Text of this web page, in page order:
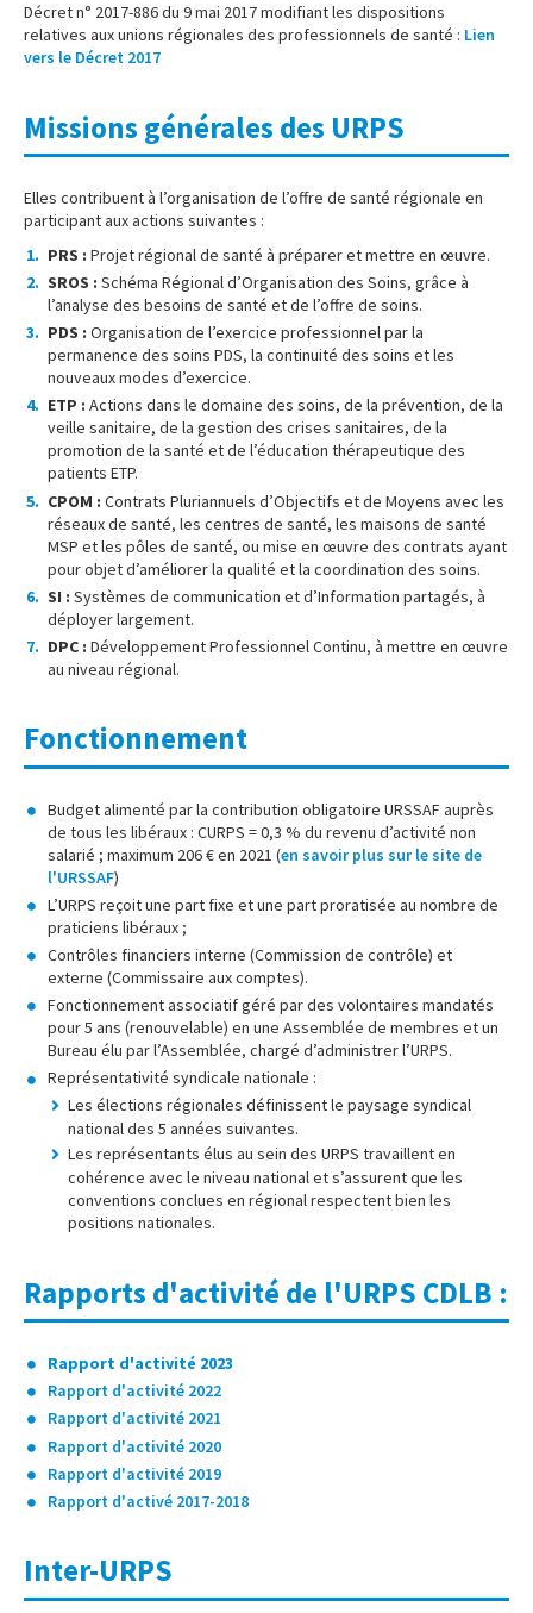
Décret n° 2017-886 du 9 mai 2017 modifiant les dispositions
relatives aux unions régionales des professionnels de santé : Lien
vers le Décret 2017
Missions générales des URPS
Elles contribuent à l’organisation de l’offre de santé régionale en
participant aux actions suivantes :
PRS : Projet régional de santé à préparer et mettre en œuvre.
SROS : Schéma Régional d’Organisation des Soins, grâce à
l’analyse des besoins de santé et de l’offre de soins.
PDS : Organisation de l’exercice professionnel par la
permanence des soins PDS, la continuité des soins et les
nouveaux modes d’exercice.
ETP : Actions dans le domaine des soins, de la prévention, de la
veille sanitaire, de la gestion des crises sanitaires, de la
promotion de la santé et de l’éducation thérapeutique des
patients ETP.
CPOM : Contrats Pluriannuels d’Objectifs et de Moyens avec les
réseaux de santé, les centres de santé, les maisons de santé
MSP et les pôles de santé, ou mise en œuvre des contrats ayant
pour objet d’améliorer la qualité et la coordination des soins.
SI : Systèmes de communication et d’Information partagés, à
déployer largement.
DPC : Développement Professionnel Continu, à mettre en œuvre
au niveau régional.
Fonctionnement
Budget alimenté par la contribution obligatoire URSSAF auprès
de tous les libéraux : CURPS = 0,3 % du revenu d’activité non
salarié ; maximum 206 € en 2021 (en savoir plus sur le site de
l'URSSAF)
L’URPS reçoit une part fixe et une part proratisée au nombre de
praticiens libéraux ;
Contrôles financiers interne (Commission de contrôle) et
externe (Commissaire aux comptes).
Fonctionnement associatif géré par des volontaires mandatés
pour 5 ans (renouvelable) en une Assemblée de membres et un
Bureau élu par l’Assemblée, chargé d’administrer l’URPS.
Représentativité syndicale nationale :
Les élections régionales définissent le paysage syndical
national des 5 années suivantes.
Les représentants élus au sein des URPS travaillent en
cohérence avec le niveau national et s’assurent que les
conventions conclues en régional respectent bien les
positions nationales.
Rapports d'activité de l'URPS CDLB :
Rapport d'activité 2023
Rapport d'activité 2022
Rapport d'activité 2021
Rapport d'activité 2020
Rapport d'activité 2019
Rapport d'activé 2017-2018
Inter-URPS